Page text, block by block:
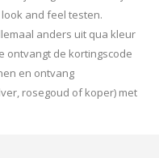
and feel testen.
anders uit qua kleur
ontvangt de kortingscode
en ontvang
rosegoud of koper) met